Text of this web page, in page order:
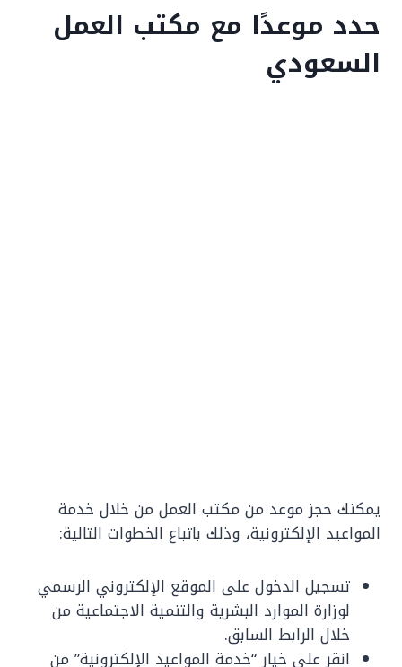
حدد موعدًا مع مكتب العمل
السعودي
يمكنك حجز موعد من مكتب العمل من خلال خدمة
المواعيد الإلكترونية، وذلك باتباع الخطوات التالية:
تسجيل الدخول على الموقع الإلكتروني الرسمي
لوزارة الموارد البشرية والتنمية الاجتماعية من
خلال الرابط السابق.
انقر على خيار “خدمة المواعيد الإلكترونية” من